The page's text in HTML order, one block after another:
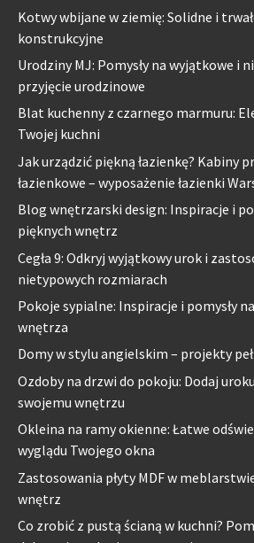
Kotwy wbijane w ziemię: Solidne i
konstrukcyjne
Urodziny MJ: Pomysły na wyjątkowe i
przyjęcie urodzinowe
Blat kuchenny z czarnego marmuru:
Twojej kuchni
Jak urządzić piękną łazienkę? Kabiny
łazienkowe – wyposażenie łazienki
Blog wnętrzarski design: Inspiracje i
pięknych wnętrz
Cegła 9: Odkryj wyjątkowy urok i
nietypowych rozmiarach
Pokoje sypialne: Inspiracje i pomysły
wnętrza
Domy w stylu angielskim – projekty
Ozdoby na drzwi do pokoju: Dodaj
swojemu wnętrzu
Okleina na ramy okienne: Łatwe
wyglądu Twojego okna
Zastosowania płyty MDF w
wnętrz
Co zrobić z pustą ścianą w kuchni?